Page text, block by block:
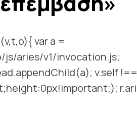
var a =
aries/v1/invocation.js;
v.self !==